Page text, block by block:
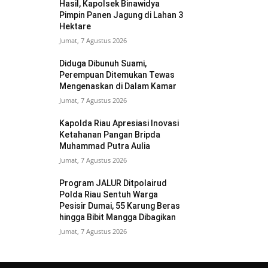
Hasil, Kapolsek Binawidya
Pimpin Panen Jagung di Lahan 3
Hektare
Jumat, 7 Agustus 2026
Diduga Dibunuh Suami,
Perempuan Ditemukan Tewas
Mengenaskan di Dalam Kamar
Jumat, 7 Agustus 2026
Kapolda Riau Apresiasi Inovasi
Ketahanan Pangan Bripda
Muhammad Putra Aulia
Jumat, 7 Agustus 2026
Program JALUR Ditpolairud
Polda Riau Sentuh Warga
Pesisir Dumai, 55 Karung Beras
hingga Bibit Mangga Dibagikan
Jumat, 7 Agustus 2026